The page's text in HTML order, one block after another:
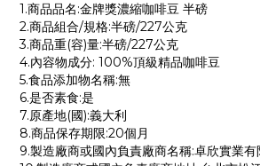
1.商品品名:金牌獎濃縮咖啡豆 半磅
2.商品組合/規格:半磅/227公克
3.商品重(容)量:半磅/227公克
4.內容物成分: 100%頂級精品咖啡豆
5.食品添加物名稱:無
6.是否素食:是
7.原產地(國):義大利
8.商品保存期限:20個月
9.製造廠商或國內負責廠商名稱:卓欣實業有